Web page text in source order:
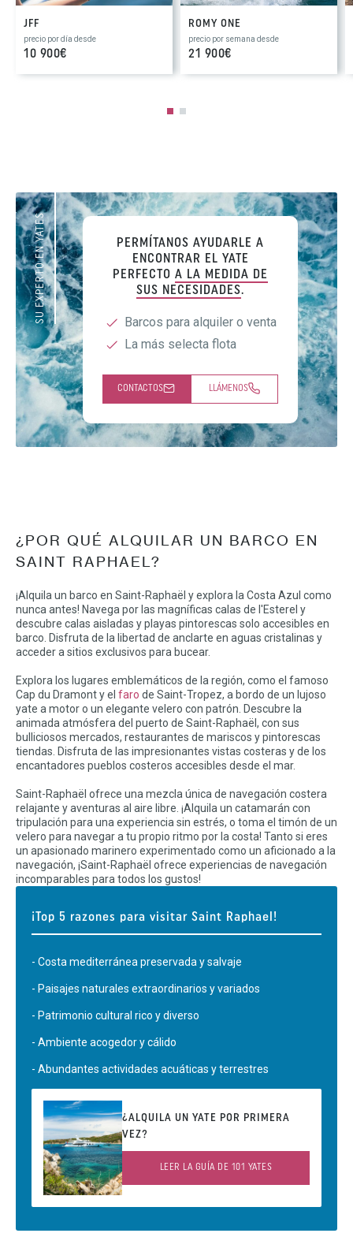
JFF
precio por día desde
10 900€
ROMY ONE
precio por semana desde
21 900€
SU EXPERTO EN YATES
PERMÍTANOS AYUDARLE A
ENCONTRAR EL YATE
PERFECTO A LA MEDIDA DE
SUS NECESIDADES.
Barcos para alquiler o venta
La más selecta flota
CONTACTOS LLÁMENOS
¿POR QUÉ ALQUILAR UN BARCO EN
SAINT RAPHAEL?
¡Alquila un barco en Saint-Raphaël y explora la Costa Azul como
nunca antes! Navega por las magníficas calas de l'Esterel y
descubre calas aisladas y playas pintorescas solo accesibles en
barco. Disfruta de la libertad de anclarte en aguas cristalinas y
acceder a sitios exclusivos para bucear.
Explora los lugares emblemáticos de la región, como el famoso
Cap du Dramont y el faro de Saint-Tropez, a bordo de un lujoso
yate a motor o un elegante velero con patrón. Descubre la
animada atmósfera del puerto de Saint-Raphaël, con sus
bulliciosos mercados, restaurantes de mariscos y pintorescas
tiendas. Disfruta de las impresionantes vistas costeras y de los
encantadores pueblos costeros accesibles desde el mar.
Saint-Raphaël ofrece una mezcla única de navegación costera
relajante y aventuras al aire libre. ¡Alquila un catamarán con
tripulación para una experiencia sin estrés, o toma el timón de un
velero para navegar a tu propio ritmo por la costa! Tanto si eres
un apasionado marinero experimentado como un aficionado a la
navegación, ¡Saint-Raphaël ofrece experiencias de navegación
incomparables para todos los gustos!
¡Top 5 razones para visitar Saint Raphael!
- Costa mediterránea preservada y salvaje
- Paisajes naturales extraordinarios y variados
- Patrimonio cultural rico y diverso
- Ambiente acogedor y cálido
- Abundantes actividades acuáticas y terrestres
¿ALQUILA UN YATE POR PRIMERA
VEZ?
LEER LA GUÍA DE 101 YATES